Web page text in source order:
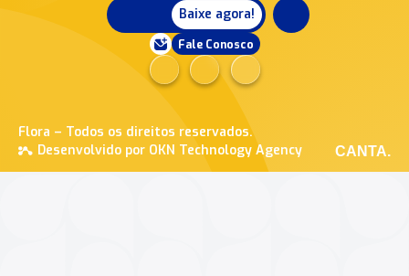
Baixe agora!
Fale Conosco
Flora – Todos os direitos reservados.
Desenvolvido por OKN Technology Agency
CANTA.